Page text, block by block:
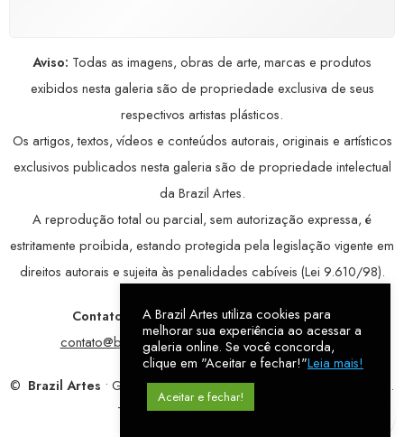
Aviso: Todas as imagens, obras de arte, marcas e produtos
exibidos nesta galeria são de propriedade exclusiva de seus
respectivos artistas plásticos.
Os artigos, textos, vídeos e conteúdos autorais, originais e artísticos
exclusivos publicados nesta galeria são de propriedade intelectual
da Brazil Artes.
A reprodução total ou parcial, sem autorização expressa, é
estritamente proibida, estando protegida pela legislação vigente em
direitos autorais e sujeita às penalidades cabíveis (Lei 9.610/98).
Contatos: WhatsApp:79 9998-1221/ E-mail:
contato@brazilartes.com/ Instagram:@brazilartes
© Brazil Artes • Galeria Online.9 anosde história (2017 – 2026).
Todos os direitos reservados!
A Brazil Artes utiliza cookies para
melhorar sua experiência ao acessar a
galeria online. Se você concorda,
clique em "Aceitar e fechar!"Leia mais!
Aceitar e fechar!